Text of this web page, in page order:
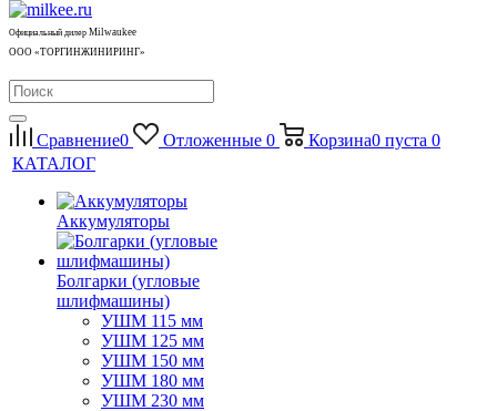
Официальный дилер Milwaukee
ООО «ТОРГИНЖИНИРИНГ»
Сравнение0 Отложенные 0 Корзина0 пуста 0
КАТАЛОГ
Аккумуляторы
Болгарки (угловые
шлифмашины)
УШМ 115 мм
УШМ 125 мм
УШМ 150 мм
УШМ 180 мм
УШМ 230 мм